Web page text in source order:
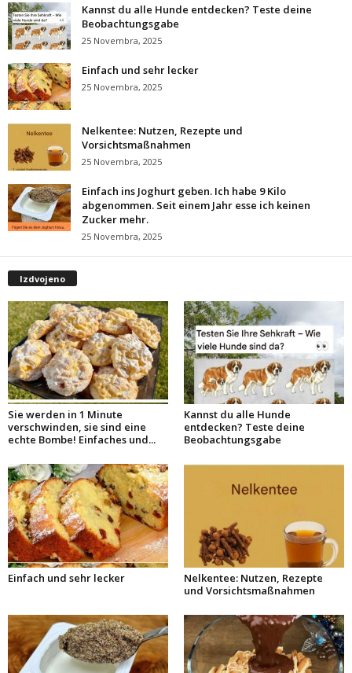
Kannst du alle Hunde entdecken? Teste deine
Beobachtungsgabe
25 Novembra, 2025
Einfach und sehr lecker
25 Novembra, 2025
Nelkentee: Nutzen, Rezepte und
Vorsichtsmaßnahmen
25 Novembra, 2025
Einfach ins Joghurt geben. Ich habe 9 Kilo
abgenommen. Seit einem Jahr esse ich keinen
Zucker mehr.
25 Novembra, 2025
Izdvojeno
Sie werden in 1 Minute
verschwinden, sie sind eine
echte Bombe! Einfaches und...
Kannst du alle Hunde
entdecken? Teste deine
Beobachtungsgabe
Einfach und sehr lecker
Nelkentee: Nutzen, Rezepte
und Vorsichtsmaßnahmen